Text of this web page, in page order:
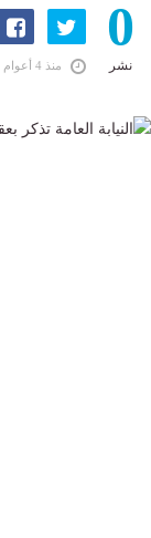
0
نشر منذ 4 أعوام